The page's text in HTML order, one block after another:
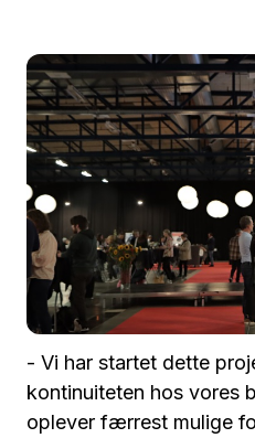
- Vi har startet dette
kontinuiteten hos vores
oplever færrest mulige